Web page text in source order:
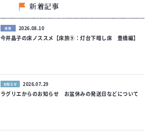
新着記事
床旅 2026.08.10
今井晶子の床ノススメ【床旅⑨：灯台下暗し床 豊橋編】
お知らせ 2026.07.29
ラグリエからのお知らせ お盆休みの発送日などについて